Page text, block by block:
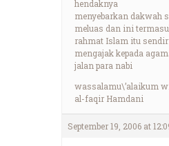
hendaknya
menyebarkan dakwah
meluas dan ini
rahmat Islam itu
mengajak kepada
jalan para nabi
wassalamu\’alaikum
al-faqir Hamdani
September 19, 2006 at